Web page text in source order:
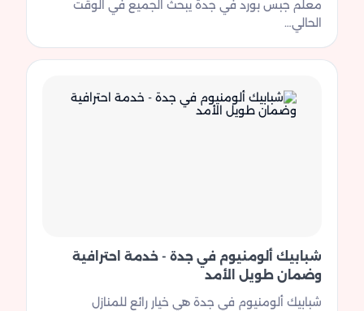
معلم جبس بورد في جدة يبحث الجميع في الوقت
الحالي…
شبابيك ألومنيوم في جدة - خدمة احترافية
وضمان طويل الأمد
شبابيك ألومنيوم في جدة هي خيار رائع للمنازل